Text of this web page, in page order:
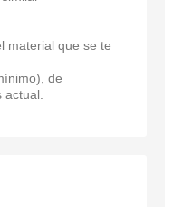
material que se te
de